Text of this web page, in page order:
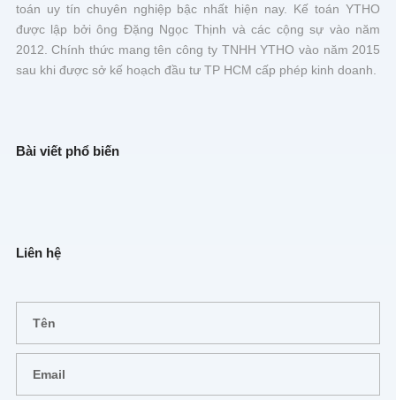
toán uy tín chuyên nghiệp bậc nhất hiện nay. Kế toán YTHO
được lập bởi ông Đặng Ngọc Thịnh và các cộng sự vào năm
2012. Chính thức mang tên công ty TNHH YTHO vào năm 2015
sau khi được sở kế hoạch đầu tư TP HCM cấp phép kinh doanh.
Bài viết phổ biến
Liên hệ